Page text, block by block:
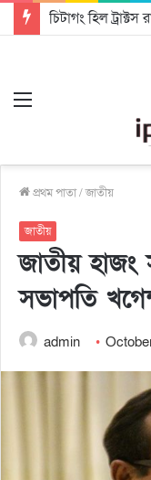
প্রথম পাতা/জাতীয়
জাতীয়
জাতীয় হাজং
সভাপতি
admin